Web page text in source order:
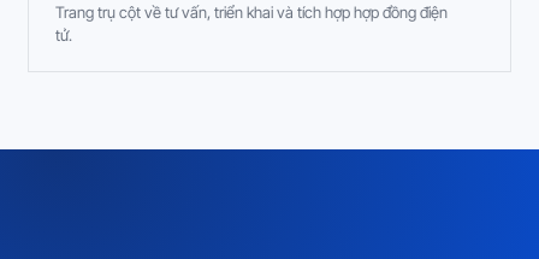
Trang trụ cột về tư vấn, triển khai và tích hợp hợp đồng điện
tử.